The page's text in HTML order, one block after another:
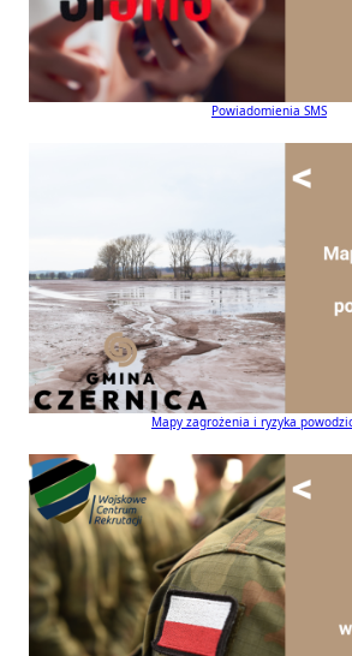
Powiadomienia SMS
Mapy zagrożenia i ryzyka